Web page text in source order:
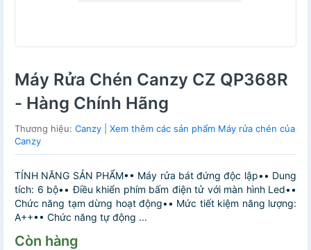
Máy Rửa Chén Canzy CZ QP368R
- Hàng Chính Hãng
Thương hiệu: Canzy
Xem thêm các sản phẩm Máy rửa chén của
Canzy
TÍNH NĂNG SẢN PHẨM•• Máy rửa bát đứng độc lập•• Dung
tích: 6 bộ•• Điều khiển phím bấm điện tử với màn hình Led••
Chức năng tạm dừng hoạt động•• Mức tiết kiệm năng lượng:
A++•• Chức năng tự động ...
Còn hàng